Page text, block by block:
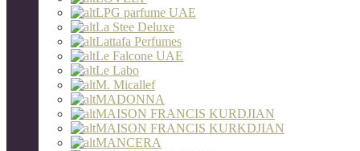
LPG parfume UAE
La Stee Deluxe
Lattafa Perfumes
Le Falcone UAE
Le Labo
M. Micallef
MADONNA
MAISON FRANCIS KURDJIAN
MAISON FRANCIS KURKDJIAN
MANCERA